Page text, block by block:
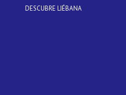
DESCUBRE LIÉBANA